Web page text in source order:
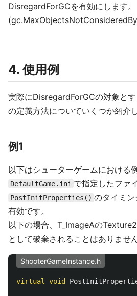
DisregardForGCを有効にします。
4. 使用例
実際にDisregardForGCの対象と
の定義方法についていくつか紹介し
例1
以下はシューターゲームにおける例
DefaultGame.ini で指定したファ
PostInitProperties() のタイミ
有効です。
以下の場合、T_ImageAの
として破棄されることはありません
ShooterGameInstance.h
virtual void